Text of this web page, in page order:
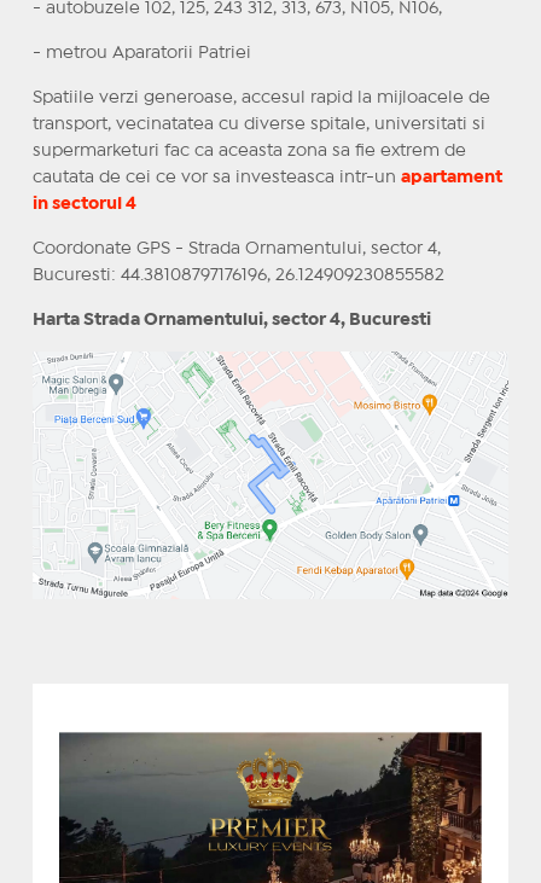
- autobuzele 102, 125, 243 312, 313, 673, N105, N106,
- metrou Aparatorii Patriei
Spatiile verzi generoase, accesul rapid la mijloacele de
transport, vecinatatea cu diverse spitale, universitati si
supermarketuri fac ca aceasta zona sa fie extrem de
cautata de cei ce vor sa investeasca intr-un apartament
in sectorul 4
Coordonate GPS - Strada Ornamentului, sector 4,
Bucuresti: 44.38108797176196, 26.124909230855582
Harta Strada Ornamentului, sector 4, Bucuresti